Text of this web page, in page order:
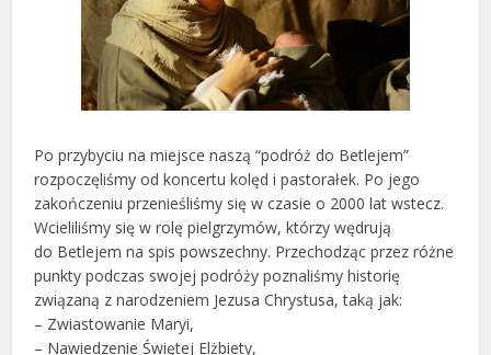
Po przybyciu na miejsce naszą “podróż do Betlejem”
rozpoczęliśmy od koncertu kolęd i pastorałek. Po jego
zakończeniu przenieśliśmy się w czasie o 2000 lat wstecz.
Wcieliliśmy się w rolę pielgrzymów, którzy wędrują
do Betlejem na spis powszechny. Przechodząc przez różne
punkty podczas swojej podróży poznaliśmy historię
związaną z narodzeniem Jezusa Chrystusa, taką jak:
– Zwiastowanie Maryi,
– Nawiedzenie Świętej Elżbiety,